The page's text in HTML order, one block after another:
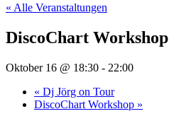
« Alle Veranstaltungen
DiscoChart Workshop
Oktober 16 @ 18:30 - 22:00
« Dj Jörg on Tour
DiscoChart Workshop »